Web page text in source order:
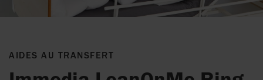
AIDES AU TRANSFERT